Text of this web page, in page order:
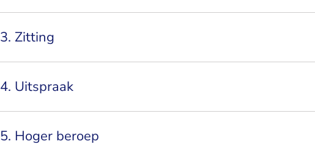
3. Zitting
4. Uitspraak
5. Hoger beroep